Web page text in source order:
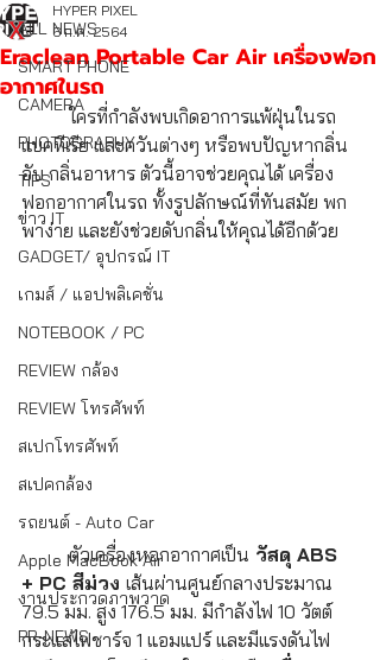
ALL NEWS
SMART PHONE
CAMERA
PHOTOGRAPHY
TIPS
ข่าว IT
GADGET/ อุปกรณ์ IT
เกมส์ / แอปพลิเคชั่น
NOTEBOOK / PC
REVIEW กล้อง
REVIEW โทรศัพท์
สเปกโทรศัพท์
สเปคกล้อง
รถยนต์ - Auto Car
Apple MacBook Air
งานประกวดภาพวาด
PR-NEWS
Eraclean Portable Car Air เครื่องฟอก
อากาศในรถ
HYPER PIXEL
6 ก.ค. 2564
	ใครที่กำลังพบเกิดอาการแพ้ฝุ่นในรถ
แบคทีเรีย และควันต่างๆ หรือพบปัญหากลิ่น
อับ กลิ่นอาหาร ตัวนี้อาจช่วยคุณได้ เครื่อง
ฟอกอากาศในรถ ทั้งรูปลักษณ์ที่ทันสมัย พก
พาง่าย และยังช่วยดับกลิ่นให้คุณได้อีกด้วย
	ตัวเครื่องหอกอากาศเป็น
วัสดุ ABS
+ PC สีม่วง เส้นผ่านศูนย์กลางประมาณ
79.5 มม. สูง 176.5 มม. มีกำลังไฟ 10 วัตต์
กระแสไฟชาร์จ 1 แอมแปร์ และมีแรงดันไฟ